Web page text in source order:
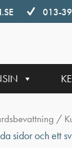
013-
/